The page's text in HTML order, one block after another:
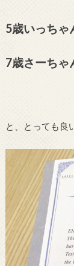
5歳いっち
7歳さーち
と、とっても良